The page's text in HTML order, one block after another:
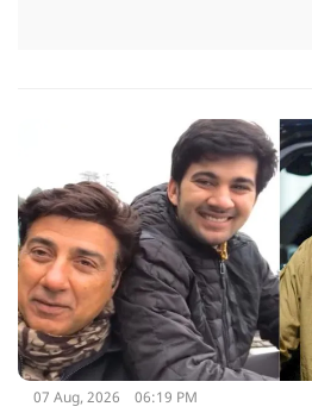
07 Aug, 2026 06:19 PM